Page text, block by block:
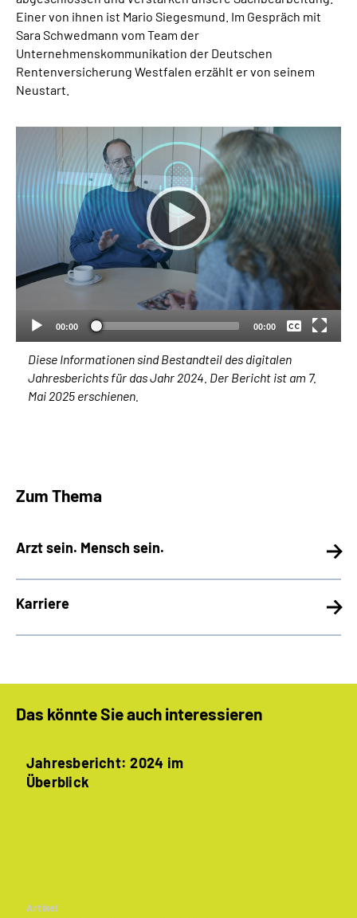
Einer von ihnen ist Mario Siegesmund. Im Gespräch mit
Sara Schwedmann vom Team der
Unternehmenskommunikation der Deutschen
Rentenversicherung Westfalen erzählt er von seinem
Neustart.
00:00 00:00
Keine
Diese Informationen sind Bestandteil des digitalen
Jahresberichts für das Jahr 2024. Der Bericht ist am 7.
Mai 2025 erschienen.
Zum Thema
Arzt sein. Mensch sein.
Karriere
Das könnte Sie auch interessieren
Jahresbericht: 2024 im
Überblick
Artikel